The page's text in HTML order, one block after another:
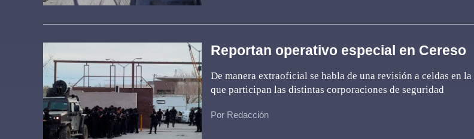
Reportan operativo especial en Cereso
De manera extraoficial se habla de una revisión a celdas en la
que participan las distintas corporaciones de seguridad
Por Redacción